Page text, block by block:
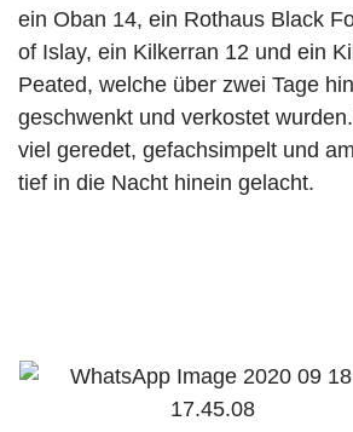
ein Oban 14, ein Rothaus Black
of Islay, ein Kilkerran 12 und ein
Peated, welche über zwei Tage
geschwenkt und verkostet
viel geredet, gefachsimpelt und
tief in die Nacht hinein gelacht.